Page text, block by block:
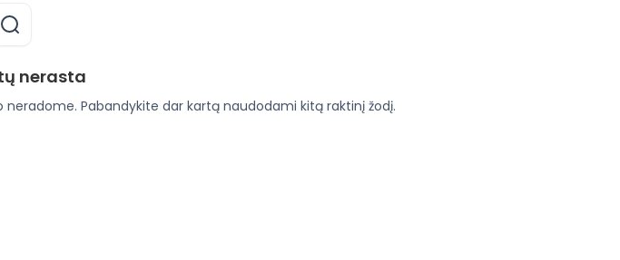
nerasta
Pabandykite dar kartą naudodami kitą raktinį žodį.